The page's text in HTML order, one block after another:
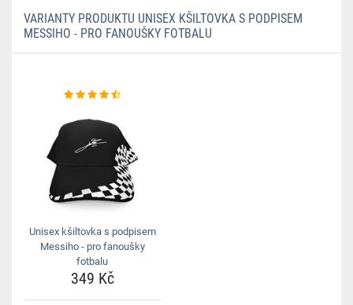
VARIANTY PRODUKTU UNISEX KŠILTOVKA S PODPISEM
MESSIHO - PRO FANOUŠKY FOTBALU
Unisex kšiltovka s podpisem
Messiho - pro fanoušky
fotbalu
349 Kč